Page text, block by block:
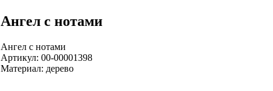
Ангел с нотами
Ангел с нотами
Артикул: 00-00001398
Материал: дерево